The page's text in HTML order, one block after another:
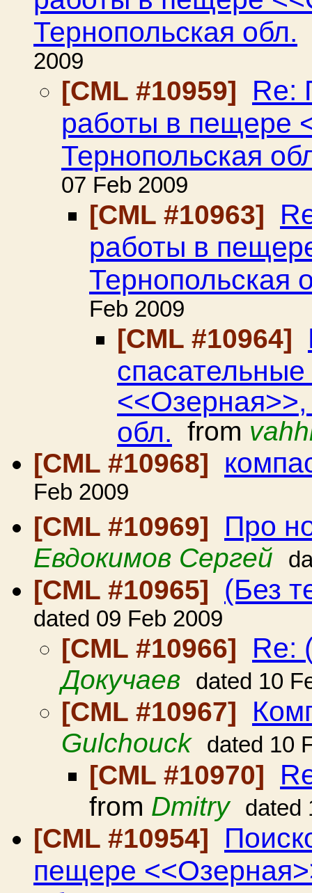
Тернопольская обл.
2009
[CML #10959]
Re:
работы в пещере
Тернопольская
07 Feb 2009
[CML #10963]
работы в
Тернопольская
Feb 2009
[CML #10964]
обл. from
[CML #10968]
Feb 2009
[CML #10969]
Про
Евдокимов Сергей
[CML #10965] (Без
dated 09 Feb 2009
[CML #10966] Re:
Докучаев dated 10
[CML #10967]
Gulchouck dated 10
[CML #10970]
from Dmitry dated
[CML #10954]
пещере